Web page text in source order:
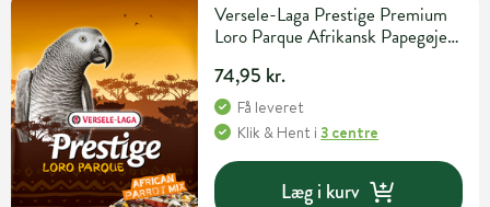
Versele-Laga Prestige Premium
Loro Parque Afrikansk Papegøje 1
74,95 kr.
Få leveret
Klik & Hent i3 centre
Læg i kurv